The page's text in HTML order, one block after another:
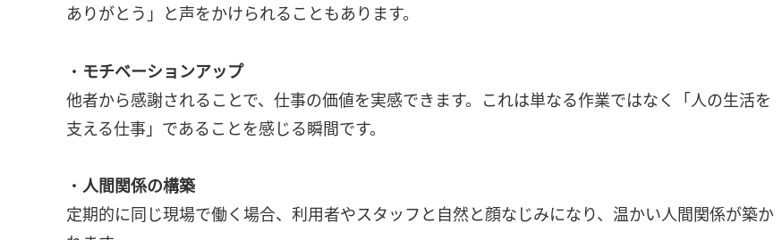
ありがとう」と声をかけられることもあります。
・ モチベーションアップ
他者から感謝されることで、仕事の価値を実感できます。これは単なる作業ではなく「人の生活を
支える仕事」であることを感じる瞬間です。
・ 人間関係の構築
定期的に同じ現場で働く場合、利用者やスタッフと自然と顔なじみになり、温かい人間関係が築か